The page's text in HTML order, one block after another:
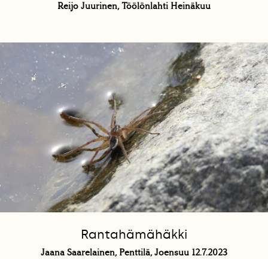
Reijo Juurinen, Töölönlahti Heinäkuu
Rantahämähäkki
Jaana Saarelainen, Penttilä, Joensuu 12.7.2023